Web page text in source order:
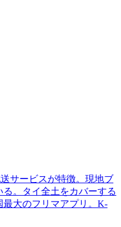
サービスが特徴。現地ブ
。タイ全土をカバーする
最大のフリマアプリ。K-